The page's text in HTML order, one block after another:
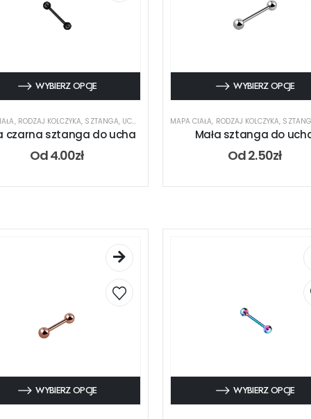
WYBIERZ OPCJE
, RODZAJ KOLCZYKA, SZTANGA, UCHO
czarna sztanga do ucha
Od4.00zł
WYBIERZ OPCJE
MAPA CIAŁA, RODZAJ KOLCZYKA,
Mała sztanga do
Od2.50zł
WYBIERZ OPCJE WYBIERZ OPCJE